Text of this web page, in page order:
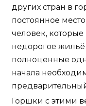
других стран в
постоянное
человек, которые
недорогое
полноценные
начала
Горшки с этими